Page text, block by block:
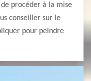
procéder à la mise
conseiller sur le
pour peindre